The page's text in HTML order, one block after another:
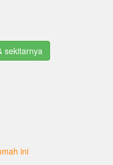
sekitarnya
ini